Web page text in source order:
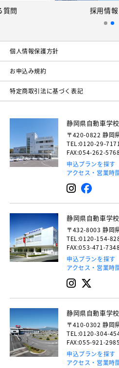
質問 採用情報
個⼈情報保護⽅針
お申込み規約
特定商取引法に基づく表記
静岡県自動車学
〒420-0822 静岡
TEL:0120-29-
FAX:054-262-5768
申込プランを探す
アクセス・営業時
静岡県自動車学
〒432-8003 静岡
TEL:0120-154-
FAX:053-471-7348
申込プランを探す
アクセス・営業時
静岡県自動車学
〒410-0302 静岡
TEL:0120-304-
FAX:055-921-2985
申込プランを探す
アクセス・営業時